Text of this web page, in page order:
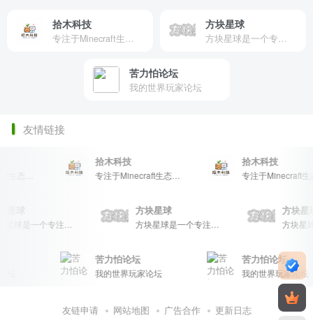
拾木科技
专注于Minecraft生态建设
方块星球
方块星球是一个专注于我的世界的中文论坛，提供丰富的资源分享、玩家交流和创意展示，包括地图、皮肤、数据包等内容，打造Minecraft玩家的专属社区乐园！
苦力怕论坛
我的世界玩家论坛
友情链接
拾木科技
专注于Minecraft生态建设
拾木科技
方块星球 方块
苦力怕论坛
我的世界玩家论坛
苦力怕论坛
我的世界玩家论坛
友链申请 网站地图 广告合作 更新日志